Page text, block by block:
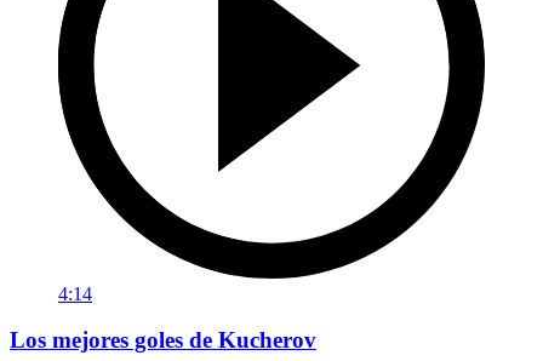
4:14
Los mejores goles de Kucherov